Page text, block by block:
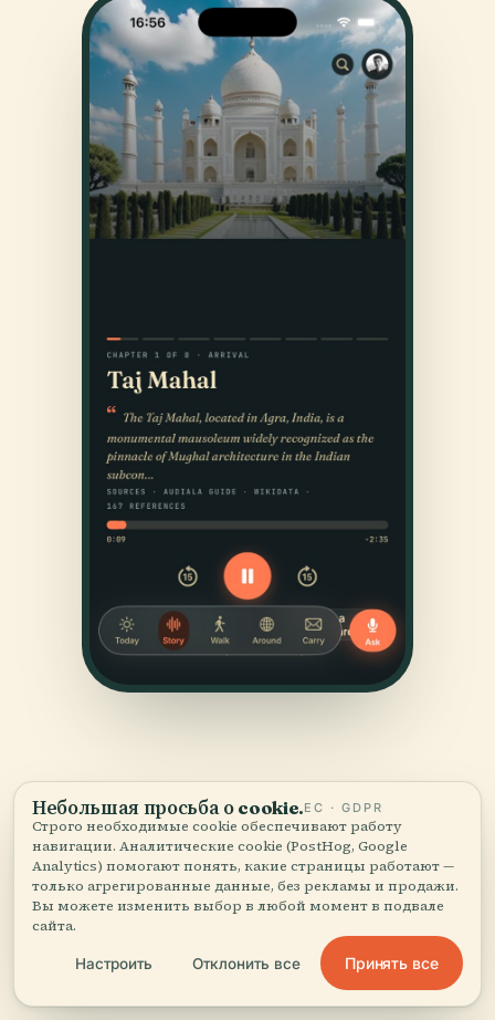
ИСТОЧНИКИ
Проверенои показано.
Исследовано и написано редакцией Audiala по
историческим документам, архитектурным архивам
Небольшая просьба о cookie.ЕС · GDPR
Строго необходимые cookie обеспечивают работу
навигации. Аналитические cookie (PostHog, Google
Analytics) помогают понять, какие страницы работают —
только агрегированные данные, без рекламы и продажи.
Вы можете изменить выбор в любой момент в подвале
сайта.
Настроить Отклонить все Принять все